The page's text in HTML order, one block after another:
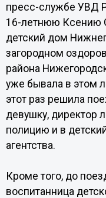
пресс-службе УВД
16-летнюю Ксению
детский дом
загородном
района
уже бывала в этом
этот раз решила
девушку, директор
полицию и в
агентства.
Кроме того, до
воспитанница